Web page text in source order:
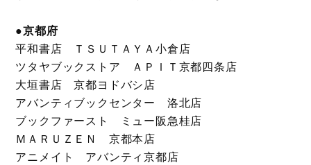
●京都府
平和書店 ＴＳＵＴＡＹＡ小倉店
ツタヤブックストア ＡＰＩＴ京都四条店
大垣書店 京都ヨドバシ店
アバンティブックセンター 洛北店
ブックファースト ミュー阪急桂店
ＭＡＲＵＺＥＮ 京都本店
アニメイト アバンティ京都店